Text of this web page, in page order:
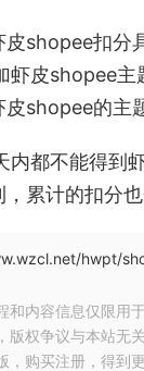
shopee扣分
虾皮shopee
shopee的主
内都不能得到
累计的扣分
hwpt/
和内容信息仅限用
版权争议与本站无
，购买注册，得到